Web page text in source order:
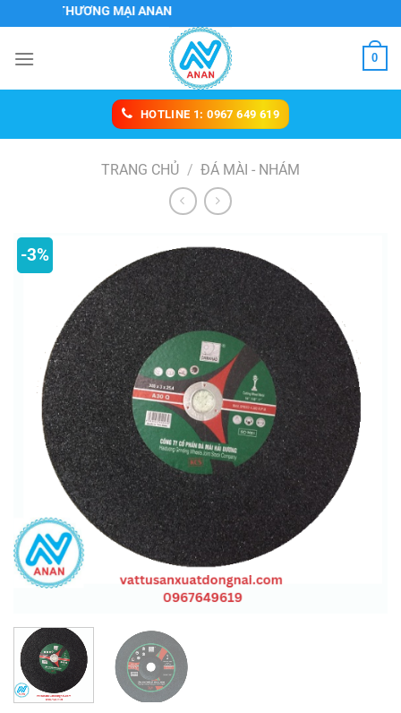
đến
nội
THƯƠNG MẠI ANAN
0
HOTLINE 1: 0967 649 619
TRANG CHỦ / ĐÁ MÀI - NHÁM
-3%